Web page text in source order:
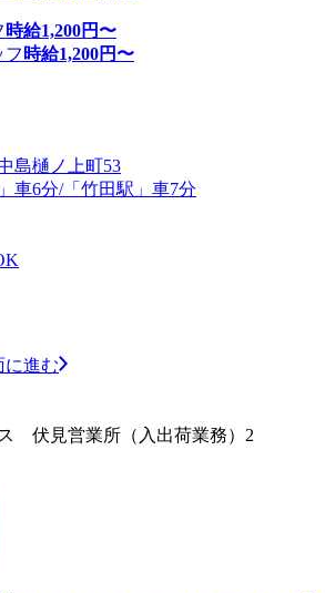
時給1,200円〜
フ 時給1,200円〜
島樋ノ上町53
車6分/「竹田駅」車7分
に進む
伏見営業所（入出荷業務）2